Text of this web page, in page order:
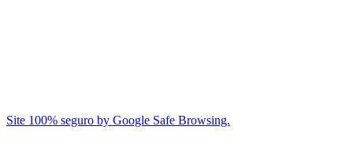
Site 100% seguro by Google Safe Browsing.